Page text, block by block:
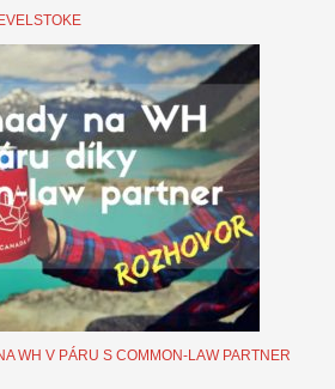
WH V PÁRU S COMMON-LAW PARTNER